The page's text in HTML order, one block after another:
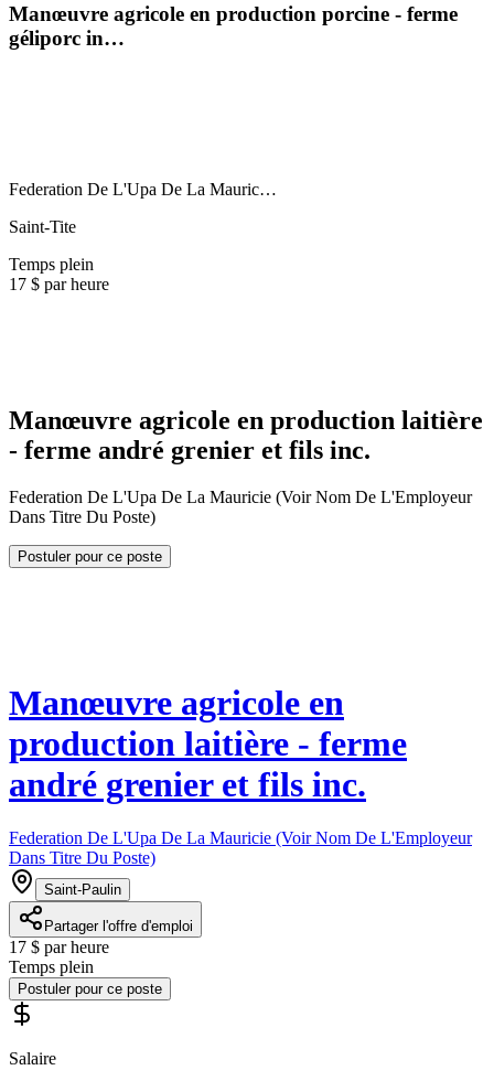
Manœuvre agricole en production porcine - ferme
géliporc in…
Federation De L'Upa De La Mauric…
Saint-Tite
Temps plein
17 $ par heure
Manœuvre agricole en production laitière
- ferme andré grenier et fils inc.
Federation De L'Upa De La Mauricie (Voir Nom De L'Employeur
Dans Titre Du Poste)
Postuler pour ce poste
Manœuvre agricole en
production laitière - ferme
andré grenier et fils inc.
Federation De L'Upa De La Mauricie (Voir Nom De L'Employeur
Dans Titre Du Poste)
Saint-Paulin
Partager l'offre d'emploi
17 $ par heure
Temps plein
Postuler pour ce poste
Salaire